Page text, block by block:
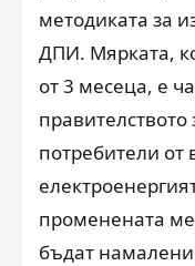
методиката за
ДПИ. Мярката,
от 3 месеца, е
потребители от
променената
бъдат